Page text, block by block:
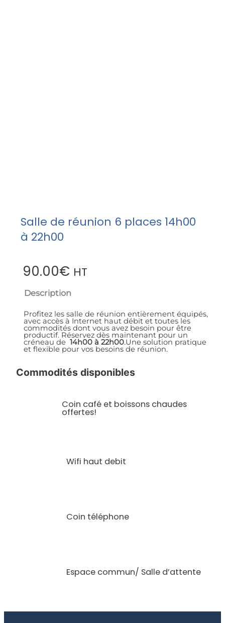
Salle de réunion 6 places 14h00
à 22h00
90.00€ HT
Description
Profitez les salle de réunion entièrement équipés,
avec accès à Internet haut débit et toutes les
commodités dont vous avez besoin pour être
productif. Réservez dès maintenant pour un
créneau de 14h00 à 22h00.Une solution pratique
et flexible pour vos besoins de réunion.
Commodités disponibles
Coin café et boissons chaudes
offertes!
Wifi haut debit
Coin téléphone
Espace commun/ Salle d’attente